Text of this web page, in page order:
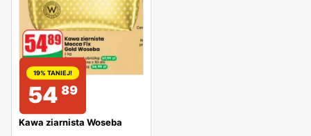
19% TANIEJ!
54 89
Kawa ziarnista Woseba